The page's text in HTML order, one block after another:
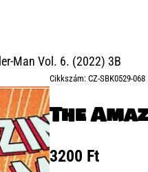
Man Vol. 6. (2022) 3B
Cikkszám:CZ-SBK0529-068
The
3200 Ft